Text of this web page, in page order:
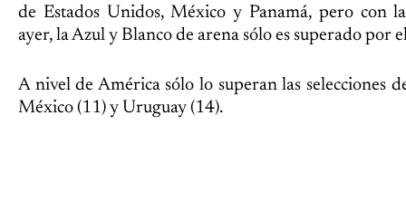
de Estados Unidos, México y Panamá, pero con
ayer, la Azul y Blanco de arena sólo es superado por
A nivel de América sólo lo superan las selecciones
México (11) y Uruguay (14).